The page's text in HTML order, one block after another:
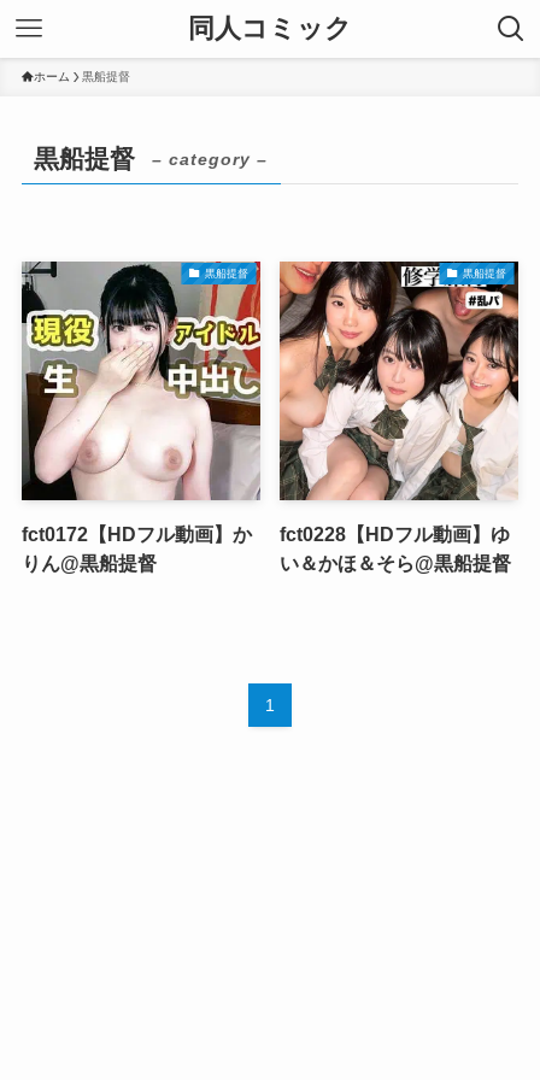
同人コミック
ホーム 黒船提督
黒船提督 – category –
黒船提督
fct0172【HDフル動画】か
りん@黒船提督
黒船提督
fct0228【HDフル動画】ゆ
い＆かほ＆そら@黒船提督
1